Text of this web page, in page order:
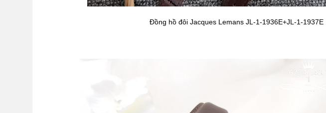
Đồng hồ đôi Jacques Lemans JL-1-1936E+JL-1-1937E